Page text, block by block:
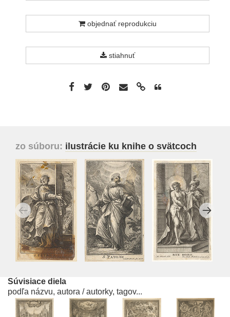
objednať reprodukciu
stiahnuť
zo súboru: ilustrácie ku knihe o svätcoch
Súvisiace diela
podľa názvu, autora / autorky, tagov...